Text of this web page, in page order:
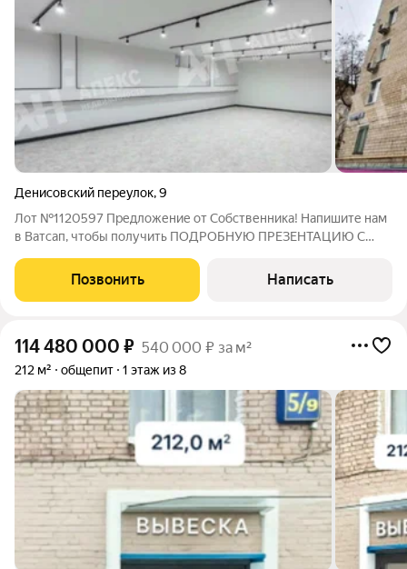
Денисовский переулок,9
Лот №1120597 Предложение от Собственника! Напишите нам
в Ватсап, чтобы получить ПОДРОБНУЮ ПРЕЗЕНТАЦИЮ С
объект уже приносит стабильный доход.
Позвонить Написать
114 480 000 ₽ 540 000 ₽ за м²
212 м² общепит 1 этаж из 8